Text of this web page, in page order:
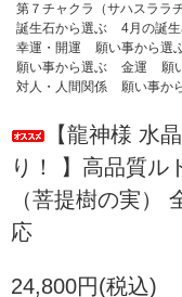
第７チャクラ（サハスララ
誕生石から選ぶ
4月の誕生
幸運・開運
願い事から選
願い事から選ぶ
金運 願
対人・人間関係
願い事か
【龍神様 水
り！ 】高品質ル
（菩提樹の実）
応
24,800円(税込)